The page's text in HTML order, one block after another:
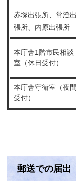
赤塚出張所、常澄出
張所、内原出張所
本庁舎1階市民相談
室（休日受付）
本庁舎守衛室（夜間
受付）
郵送での届出